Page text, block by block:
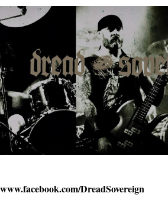
www.facebook.com/DreadSovereign